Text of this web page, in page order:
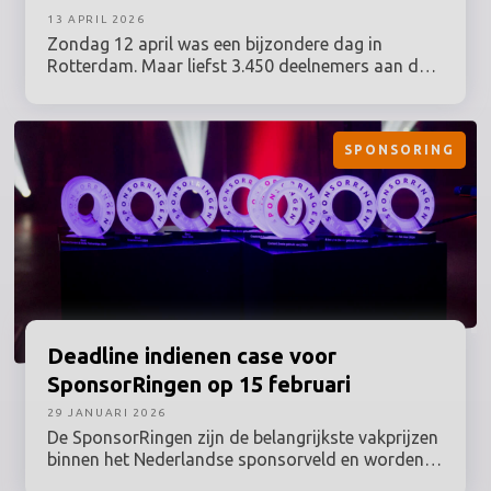
Zondag 12 april was een bijzondere dag in
Rotterdam. Maar liefst 3.450 deelnemers aan de
overlevende van kanker. Samen haalden zij een
recordbedrag op van 2,5 miljoen euro. Met deze
opbrengst maakt KWF Kankerbestrijding
kankeronderzoek, zorg en ondersteuning mogelijk
voor iedereen die geraakt is door kanker.
13 APRIL 2026
Deadline indienen case voor
SponsorRingen op 15 februari
De SponsorRingen zijn de belangrijkste vakprijzen
binnen het Nederlandse sponsorveld en worden
SPONSORING
29 JANUARI 2026